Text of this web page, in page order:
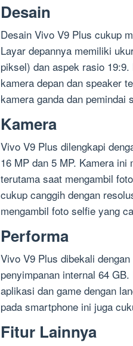
Desain
Desain Vivo V9 Plus cukup
Layar depannya memiliki
piksel) dan aspek rasio
kamera depan dan speaker
kamera ganda dan pemindai
Kamera
Vivo V9 Plus dilengkapi
16 MP dan 5 MP. Kamera
terutama saat mengambil
cukup canggih dengan
mengambil foto selfie yang
Performa
Vivo V9 Plus dibekali
penyimpanan internal 64
aplikasi dan game dengan
pada smartphone ini juga
Fitur Lainnya